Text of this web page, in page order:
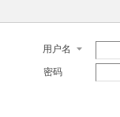
用户名
密码